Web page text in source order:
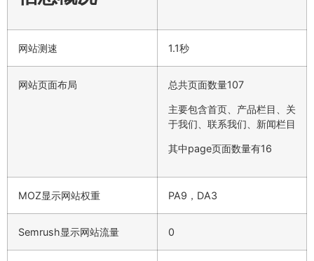
网站测速 1.1秒
网站页面布局 总共页面数量107
主要包含首页、产品栏目、关
于我们、联系我们、新闻栏目
其中page页面数量有16
MOZ显示网站权重 PA9，DA3
Semrush显示网站流量 0